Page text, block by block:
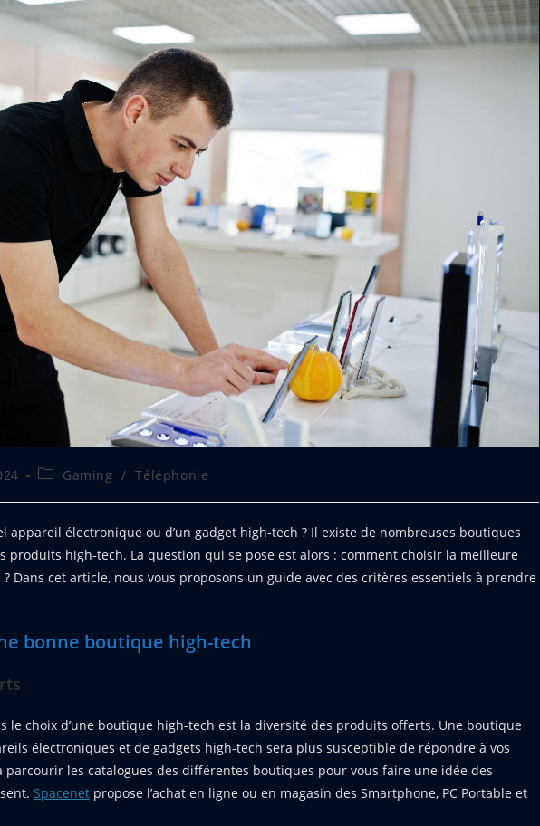
PostGaming / Téléphonie
appareil électronique ou d’un gadget high-tech ? Il existe de nombreuses boutiques
produits high-tech. La question qui se pose est alors : comment choisir la meilleure
Dans cet article, nous vous proposons un guide avec des critères essentiels à prendre
bonne boutique high-tech
le choix d’une boutique high-tech est la diversité des produits offerts. Une boutique
électroniques et de gadgets high-tech sera plus susceptible de répondre à vos
parcourir les catalogues des différentes boutiques pour vous faire une idée des
Spacenet propose l’achat en ligne ou en magasin des Smartphone, PC Portable et